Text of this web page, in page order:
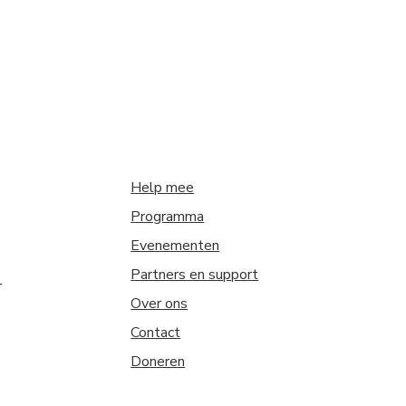
Help mee
Programma
Evenementen
Partners en support
Over ons
Contact
Doneren